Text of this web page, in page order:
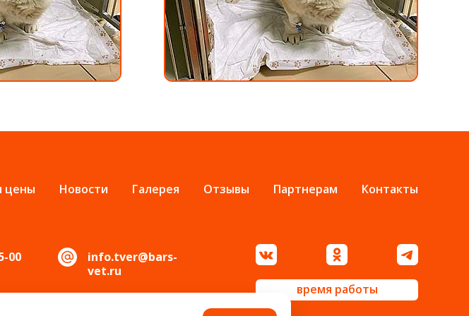
цены Новости Галерея Отзывы Партнерам Контакты
00
info.tver@bars-
vet.ru
время работы